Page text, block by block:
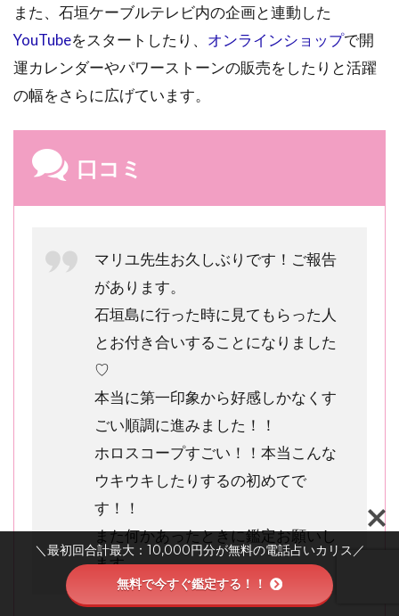
また、石垣ケーブルテレビ内の企画と連動した
YouTubeをスタートしたり、 オンラインショップで開
運カレンダーやパワーストーンの販売をしたりと活躍
の幅をさらに広げています。
口コミ
マリユ先生お久しぶりです！ご報告
があります。
石垣島に行った時に見てもらった人
とお付き合いすることになりました
♡
本当に第一印象から好感しかなくす
ごい順調に進みました！！
ホロスコープすごい！！本当こんな
ウキウキしたりするの初めてで
す！！
また何かあったときに鑑定お願いし
ます。
＼最初回合計最大：10,000円分が無料の電話占いカリス／
無料で今すぐ鑑定する！！